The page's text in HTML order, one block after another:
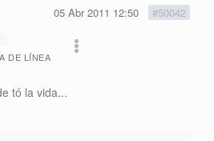
05 Abr 2011 12:50 #50042
DE LÍNEA
tó la vida...